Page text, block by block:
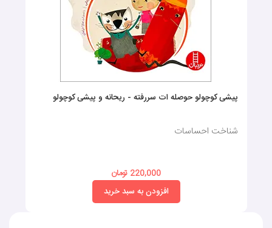
پیشی کوچولو حوصله ات سررفته - ریحانه و پیشی کوچولو
شناخت احساسات
220,000 تومان
افزودن به سبد خرید